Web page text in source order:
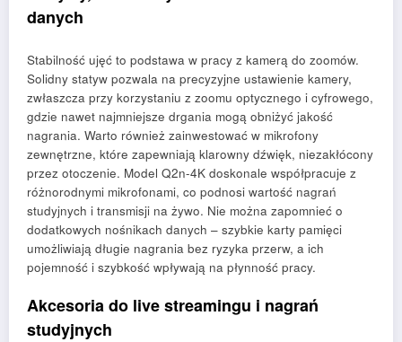
danych
Stabilność ujęć to podstawa w pracy z kamerą do zoomów.
Solidny statyw pozwala na precyzyjne ustawienie kamery,
zwłaszcza przy korzystaniu z zoomu optycznego i cyfrowego,
gdzie nawet najmniejsze drgania mogą obniżyć jakość
nagrania. Warto również zainwestować w mikrofony
zewnętrzne, które zapewniają klarowny dźwięk, niezakłócony
przez otoczenie. Model Q2n-4K doskonale współpracuje z
różnorodnymi mikrofonami, co podnosi wartość nagrań
studyjnych i transmisji na żywo. Nie można zapomnieć o
dodatkowych nośnikach danych – szybkie karty pamięci
umożliwiają długie nagrania bez ryzyka przerw, a ich
pojemność i szybkość wpływają na płynność pracy.
Akcesoria do live streamingu i nagrań
studyjnych